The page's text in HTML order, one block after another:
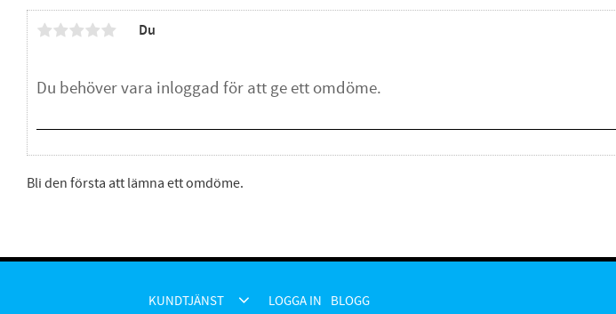
Du
Bli den första att lämna ett omdöme.
KUNDTJÄNST LOGGA IN BLOGG